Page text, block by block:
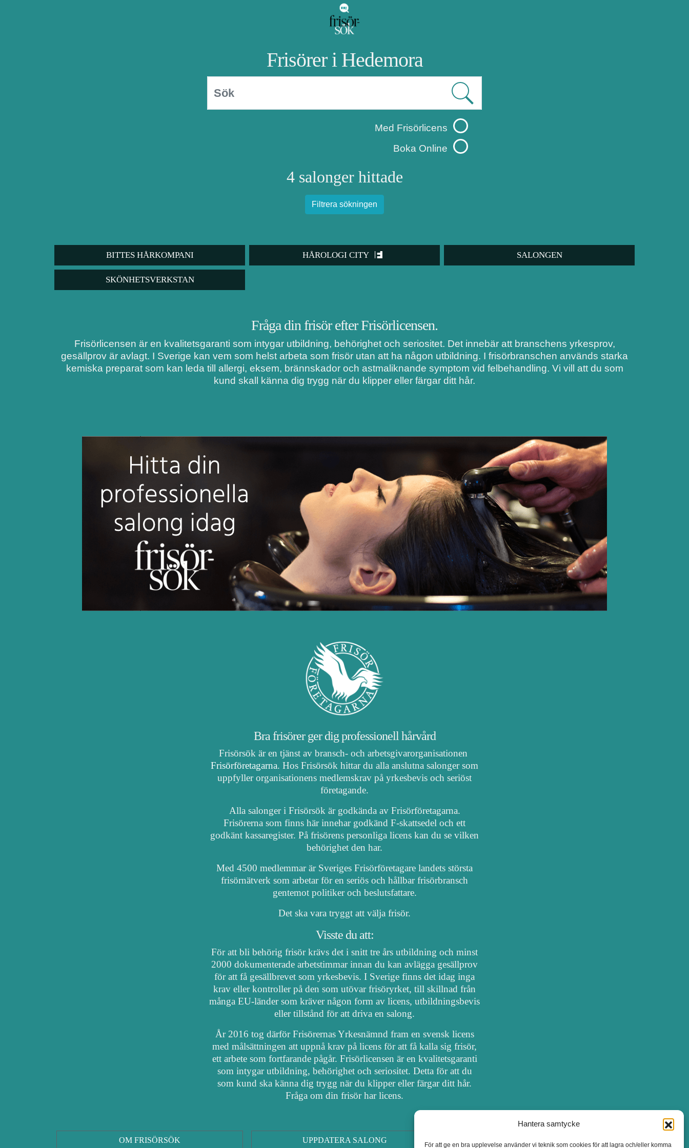
Hantera samtycke
För att ge en bra upplevelse använder vi teknik som cookies för att lagra och/eller komma
Frisörer i Hedemora
Med Frisörlicens
Boka Online
4 salonger hittade
Filtrera sökningen
BITTES HÅRKOMPANI HÅROLOGI CITY SALONGEN
SKÖNHETSVERKSTAN
Fråga din frisör efter Frisörlicensen.
Frisörlicensen är en kvalitetsgaranti som intygar utbildning, behörighet och seriositet. Det innebär att branschens yrkesprov,
gesällprov är avlagt. I Sverige kan vem som helst arbeta som frisör utan att ha någon utbildning. I frisörbranschen används starka
kemiska preparat som kan leda till allergi, eksem, brännskador och astmaliknande symptom vid felbehandling. Vi vill att du som
kund skall känna dig trygg när du klipper eller färgar ditt hår.
Bra frisörer ger dig professionell hårvård
Frisörsök är en tjänst av bransch- och arbetsgivarorganisationen
Frisörföretagarna. Hos Frisörsök hittar du alla anslutna salonger som
uppfyller organisationens medlemskrav på yrkesbevis och seriöst
företagande.
Alla salonger i Frisörsök är godkända av Frisörföretagarna.
Frisörerna som finns här innehar godkänd F-skattsedel och ett
godkänt kassaregister. På frisörens personliga licens kan du se vilken
behörighet den har.
Med 4500 medlemmar är Sveriges Frisörföretagare landets största
frisörnätverk som arbetar för en seriös och hållbar frisörbransch
gentemot politiker och beslutsfattare.
Det ska vara tryggt att välja frisör.
Visste du att:
För att bli behörig frisör krävs det i snitt tre års utbildning och minst
2000 dokumenterade arbetstimmar innan du kan avlägga gesällprov
för att få gesällbrevet som yrkesbevis. I Sverige finns det idag inga
krav eller kontroller på den som utövar frisöryrket, till skillnad från
många EU-länder som kräver någon form av licens, utbildningsbevis
eller tillstånd för att driva en salong.
År 2016 tog därför Frisörernas Yrkesnämnd fram en svensk licens
med målsättningen att uppnå krav på licens för att få kalla sig frisör,
ett arbete som fortfarande pågår. Frisörlicensen är en kvalitetsgaranti
som intygar utbildning, behörighet och seriositet. Detta för att du
som kund ska känna dig trygg när du klipper eller färgar ditt hår.
Fråga om din frisör har licens.
OM FRISÖRSÖK UPPDATERA SALONG